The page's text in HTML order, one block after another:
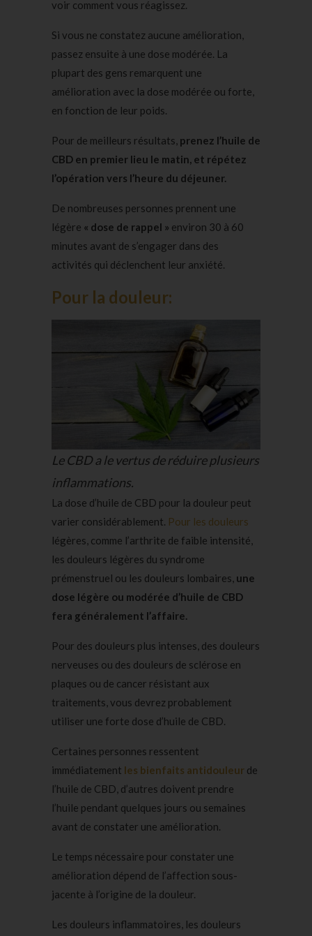
voir comment vous réagissez.
Si vous ne constatez aucune amélioration,
passez ensuite à une dose modérée. La
plupart des gens remarquent une
amélioration avec la dose modérée ou forte,
en fonction de leur poids.
Pour de meilleurs résultats, prenez l’huile de
CBD en premier lieu le matin, et répétez
l’opération vers l’heure du déjeuner.
De nombreuses personnes prennent une
légère « dose de rappel » environ 30 à 60
minutes avant de s’engager dans des
activités qui déclenchent leur anxiété.
Pour la douleur:
Le CBD a le vertus de réduire plusieurs
inflammations.
La dose d’huile de CBD pour la douleur peut
varier considérablement. Pour les douleurs
légères, comme l’arthrite de faible intensité,
les douleurs légères du syndrome
prémenstruel ou les douleurs lombaires, une
dose légère ou modérée d’huile de CBD
fera généralement l’affaire.
Pour des douleurs plus intenses, des douleurs
nerveuses ou des douleurs de sclérose en
plaques ou de cancer résistant aux
traitements, vous devrez probablement
utiliser une forte dose d’huile de CBD.
Certaines personnes ressentent
immédiatement les bienfaits antidouleur de
l’huile de CBD, d’autres doivent prendre
l’huile pendant quelques jours ou semaines
avant de constater une amélioration.
Le temps nécessaire pour constater une
amélioration dépend de l’affection sous-
jacente à l’origine de la douleur.
Les douleurs inflammatoires, les douleurs